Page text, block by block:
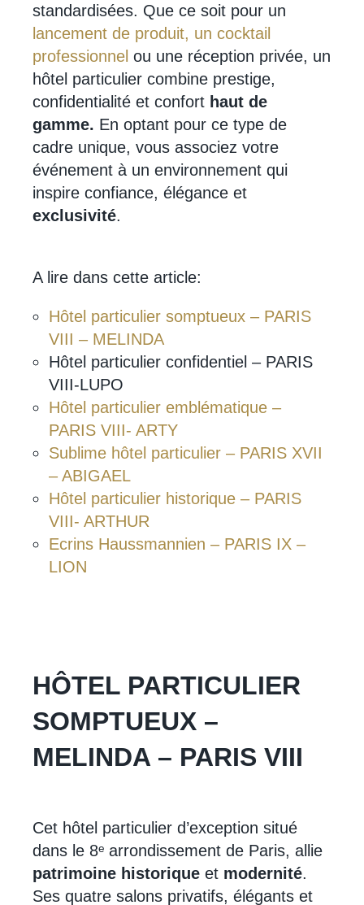
standardisées. Que ce soit pour un
lancement de produit, un cocktail
professionnel ou une réception privée, un
hôtel particulier combine prestige,
confidentialité et confort haut de
gamme. En optant pour ce type de
cadre unique, vous associez votre
événement à un environnement qui
inspire confiance, élégance et
exclusivité.
A lire dans cette article:
Hôtel particulier somptueux – PARIS
VIII – MELINDA
Hôtel particulier confidentiel – PARIS
VIII-LUPO
Hôtel particulier emblématique –
PARIS VIII- ARTY
Sublime hôtel particulier – PARIS XVII
– ABIGAEL
Hôtel particulier historique – PARIS
VIII- ARTHUR
Ecrins Haussmannien – PARIS IX –
LION
HÔTEL PARTICULIER
SOMPTUEUX –
MELINDA – PARIS VIII
Cet hôtel particulier d’exception situé
dans le 8ᵉ arrondissement de Paris, allie
patrimoine historique et modernité.
Ses quatre salons privatifs, élégants et